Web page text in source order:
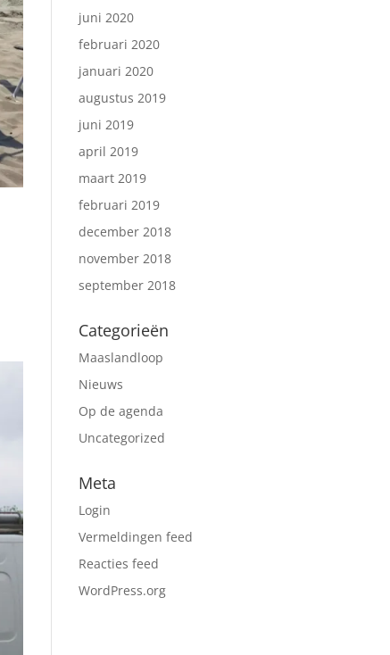
juni 2020
februari 2020
januari 2020
augustus 2019
juni 2019
april 2019
maart 2019
februari 2019
december 2018
november 2018
september 2018
Categorieën
Maaslandloop
Nieuws
Op de agenda
Uncategorized
Meta
Login
Vermeldingen feed
Reacties feed
WordPress.org